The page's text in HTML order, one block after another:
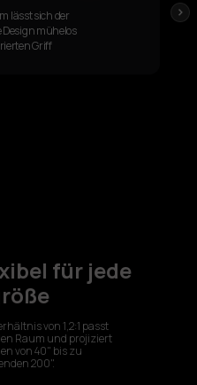
lässt sich der
Design mühelos
Griff
›
für jede
von 1,2:1 passt
Raum und projiziert
von 40" bis zu
200".